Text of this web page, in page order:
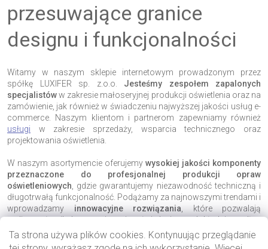
Ta strona używa plików cookies. Kontynuując przeglądanie
przesuwające granice
designu i funkcjonalności
Witamy w naszym sklepie internetowym prowadzonym przez
spółkę LUXIFER sp. z.o.o. Jesteśmy zespołem zapalonych
specjalistóww zakresie małoseryjnej produkcji oświetlenia oraz na
zamówienie, jak również w świadczeniu najwyższej jakości usług e-
commerce. Naszym klientom i partnerom zapewniamy również
usługi w zakresie sprzedaży, wsparcia technicznego oraz
projektowania oświetlenia.
W naszym asortymencie oferujemy wysokiej jakości komponenty
przeznaczone do profesjonalnej produkcji opraw
oświetleniowych , gdzie gwarantujemy niezawodność techniczną i
długotrwałą funkcjonalność. Podążamy za najnowszymi trendami i
wprowadzamy innowacyjne rozwiązania , które pozwalają
realizować unikalne rozwiązania oświetleniowe, dokładnie według
Twoich wymagań. Nasz asortyment jest tworzony z naciskiem na
indywidualne podejście, techniczną precyzję i estetyczną